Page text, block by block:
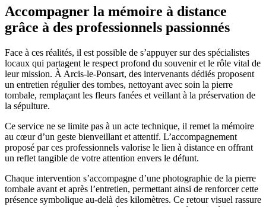
Accompagner la mémoire à distance
grâce à des professionnels passionnés
Face à ces réalités, il est possible de s’appuyer sur des spécialistes
locaux qui partagent le respect profond du souvenir et le rôle vital de
leur mission. À Arcis-le-Ponsart, des intervenants dédiés proposent
un entretien régulier des tombes, nettoyant avec soin la pierre
tombale, remplaçant les fleurs fanées et veillant à la préservation de
la sépulture.
Ce service ne se limite pas à un acte technique, il remet la mémoire
au cœur d’un geste bienveillant et attentif. L’accompagnement
proposé par ces professionnels valorise le lien à distance en offrant
un reflet tangible de votre attention envers le défunt.
Chaque intervention s’accompagne d’une photographie de la pierre
tombale avant et après l’entretien, permettant ainsi de renforcer cette
présence symbolique au-delà des kilomètres. Ce retour visuel rassure